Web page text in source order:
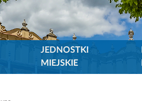
JEDNOSTKI
MIEJSKIE